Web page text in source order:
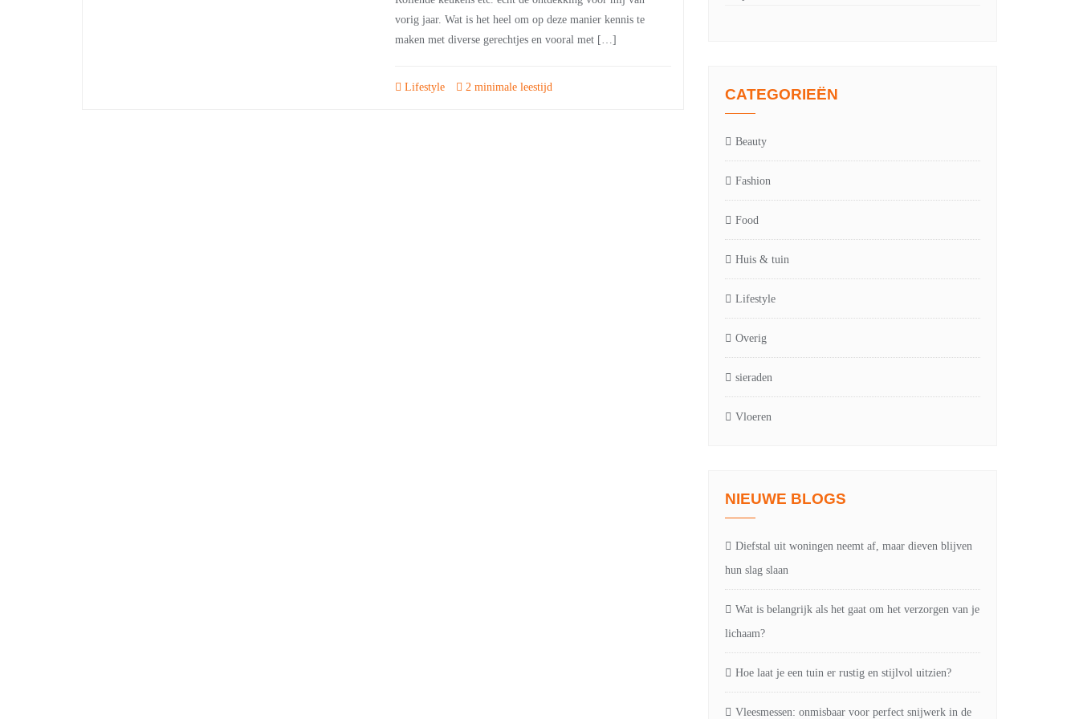
vorig jaar. Wat is het heel om op deze manier kennis te
maken met diverse gerechtjes en vooral met […]
Lifestyle 2 minimale leestijd CATEGORIEËN
Beauty
Fashion
Food
Huis & tuin
Lifestyle
Overig
sieraden
Vloeren
NIEUWE BLOGS
Diefstal uit woningen neemt af, maar dieven blijven
hun slag slaan
Wat is belangrijk als het gaat om het verzorgen van je
lichaam?
Hoe laat je een tuin er rustig en stijlvol uitzien?
Vleesmessen: onmisbaar voor perfect snijwerk in de